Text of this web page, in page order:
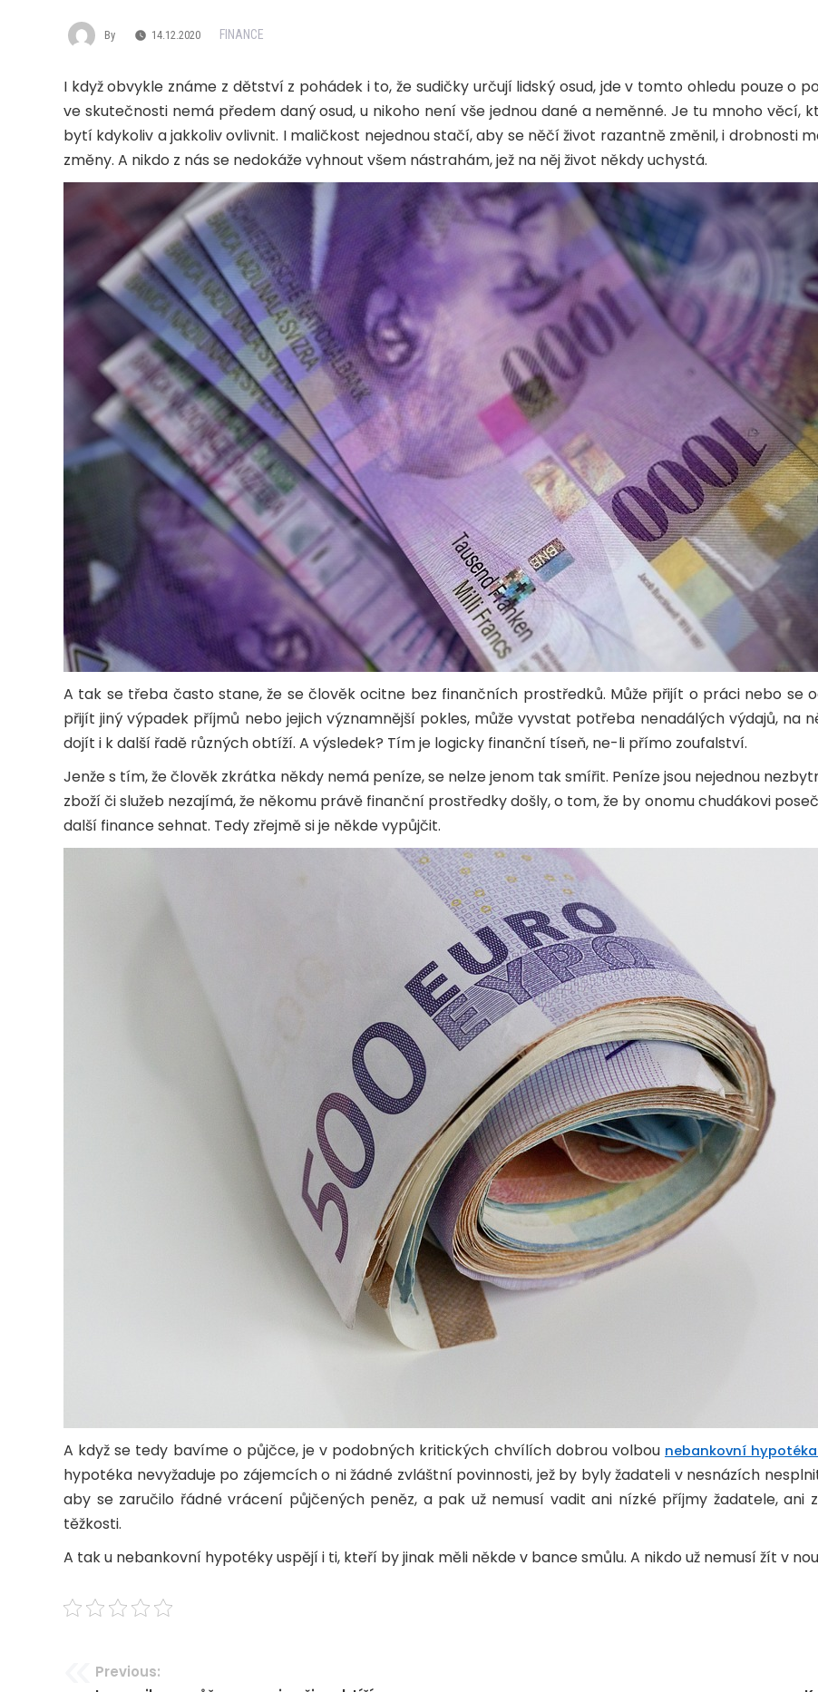
By 14.12.2020 FINANCE
I když obvykle známe z dětství z pohádek i to, že sudičky určují lidský osud, jde v tomto ohledu pouze o
ve skutečnosti nemá předem daný osud, u nikoho není vše jednou dané a neměnné. Je tu mnoho věcí,
bytí kdykoliv a jakkoliv ovlivnit. I maličkost nejednou stačí, aby se něčí život razantně změnil, i drobnosti
změny. A nikdo z nás se nedokáže vyhnout všem nástrahám, jež na něj život někdy uchystá.
A tak se třeba často stane, že se člověk ocitne bez finančních prostředků. Může přijít o práci nebo se
přijít jiný výpadek příjmů nebo jejich významnější pokles, může vyvstat potřeba nenadálých výdajů, na
dojít i k další řadě různých obtíží. A výsledek? Tím je logicky finanční tíseň, ne-li přímo zoufalství.
Jenže s tím, že člověk zkrátka někdy nemá peníze, se nelze jenom tak smířit. Peníze jsou nejednou
zboží či služeb nezajímá, že někomu právě finanční prostředky došly, o tom, že by onomu chudákovi
další finance sehnat. Tedy zřejmě si je někde vypůjčit.
A když se tedy bavíme o půjčce, je v podobných kritických chvílích dobrou volbou nebankovní
hypotéka nevyžaduje po zájemcích o ni žádné zvláštní povinnosti, jež by byly žadateli v nesnázích
aby se zaručilo řádné vrácení půjčených peněz, a pak už nemusí vadit ani nízké příjmy žadatele, ani
těžkosti.
A tak u nebankovní hypotéky uspějí i ti, kteří by jinak měli někde v bance smůlu. A nikdo už nemusí žít v
Navigace
Previous: